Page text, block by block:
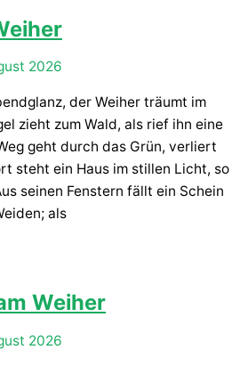
2026
der Weiher träumt im
zieht zum Wald, als rief ihn eine
geht durch das Grün, verliert
steht ein Haus im stillen Licht, so
seinen Fenstern fällt ein Schein
als
Weiher
2026